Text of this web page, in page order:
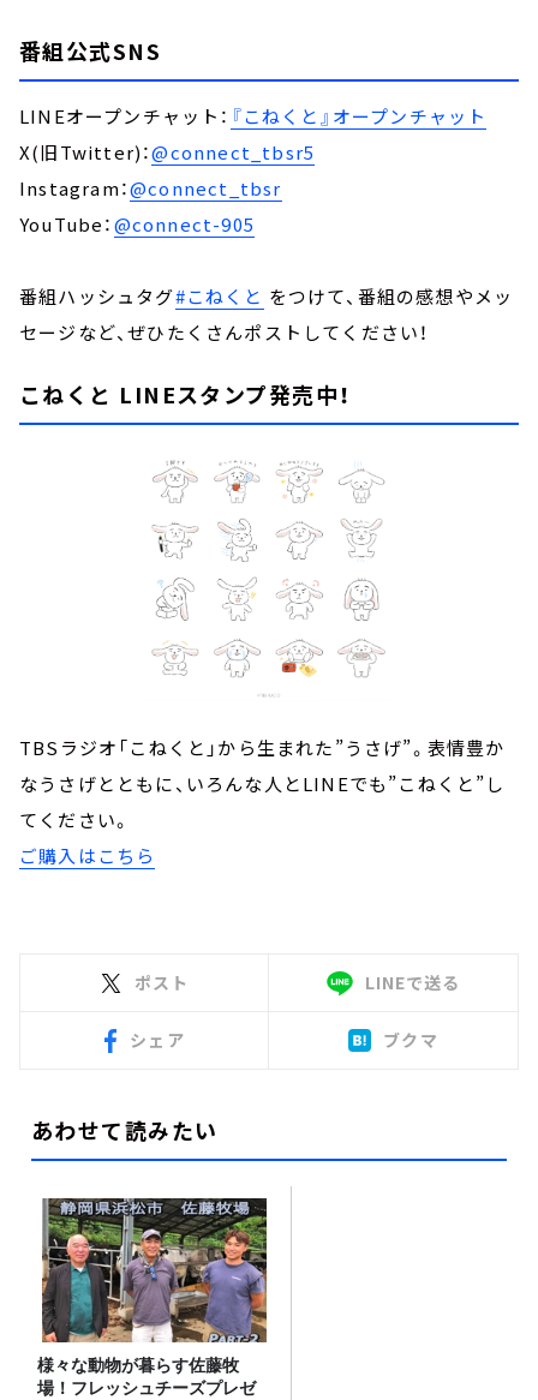
番組公式SNS
LINEオープンチャット： 『こねくと』オープンチャット
X(旧Twitter)：@connect_tbsr5
Instagram：@connect_tbsr
YouTube：@connect-905
番組ハッシュタグ#こねくと をつけて、番組の感想やメッ
セージなど、ぜひたくさんポストしてください！
こねくと LINEスタンプ発売中！
TBSラジオ「こねくと」から生まれた”うさげ”。表情豊か
なうさげとともに、いろんな人とLINEでも”こねくと”し
てください。
ご購入はこちら
ポスト LINEで送る
シェア ブクマ
あわせて読みたい
様々な動物が暮らす佐藤牧
場！フレッシュチーズプレゼ